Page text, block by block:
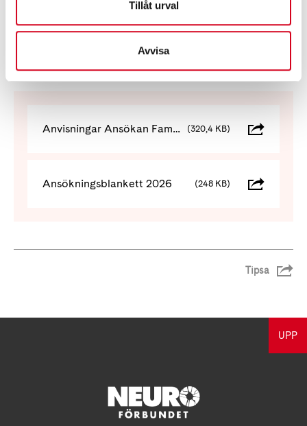
Tillåt urval
Avvisa
Ordförande Neuroförbundet Göteborg
Anvisningar Ansökan Familjen Bursies Stiftelse 2026 (320,4 KB)
Ansökningsblankett 2026 (248 KB)
Tipsa
UPP